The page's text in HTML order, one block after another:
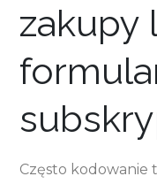
zakupy
Często